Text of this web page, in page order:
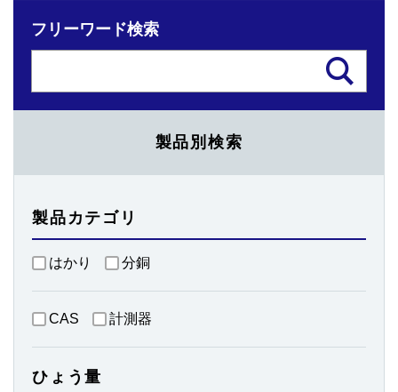
フリーワード検索
製品別検索
製品カテゴリ
はかり 分銅
CAS 計測器
ひょう量